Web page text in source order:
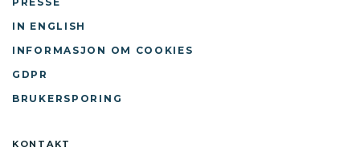
IN ENGLISH
INFORMASJON OM COOKIES
GDPR
BRUKERSPORING
KONTAKT